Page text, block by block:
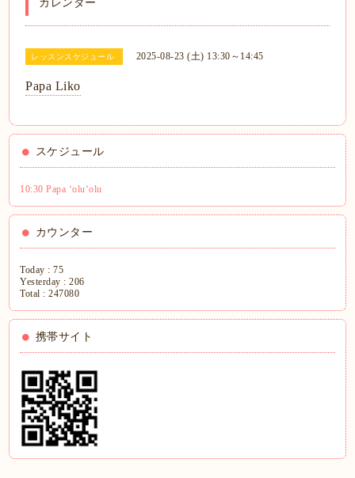
カレンダー
レッスンスケジュール 2025-08-23 (土) 13:30～14:45
Papa Liko
スケジュール
10:30 Papa ʻoluʻolu
カウンター
Today :75
Yesterday :206
Total :247080
携帯サイト